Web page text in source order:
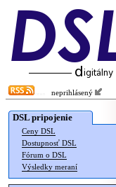
neprihlásený
DSL pripojenie
Ceny DSL
Dostupnosť DSL
Fórum o DSL
Výsledky meraní